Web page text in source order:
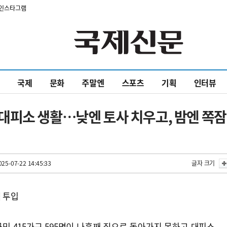
스타그램
국제 문화 주말엔 스포츠 기획 인터뷰
피소 생활…낮엔 토사 치우고, 밤엔 쪽잠
07-22 14:45:33 글자 크기
입